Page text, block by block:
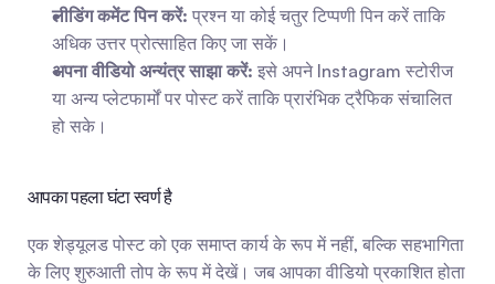
लीडिंग कमेंट पिन करें: प्रश्न या कोई चतुर टिप्पणी पिन करें ताकि
अधिक उत्तर प्रोत्साहित किए जा सकें।
अपना वीडियो अन्यंत्र साझा करें: इसे अपने Instagram स्टोरीज
या अन्य प्लेटफार्मों पर पोस्ट करें ताकि प्रारंभिक ट्रैफिक संचालित
हो सके।
आपका पहला घंटा स्वर्ण है
एक शेड्यूलड पोस्ट को एक समाप्त कार्य के रूप में नहीं, बल्कि सहभागिता
के लिए शुरुआती तोप के रूप में देखें। जब आपका वीडियो प्रकाशित होता